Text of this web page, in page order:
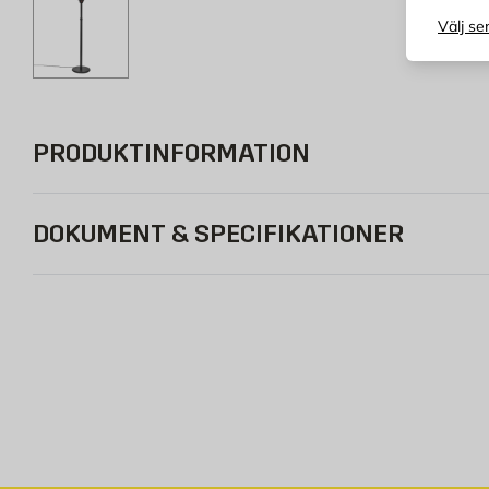
Välj
PRODUKTINFORMATION
DOKUMENT & SPECIFIKATIONER